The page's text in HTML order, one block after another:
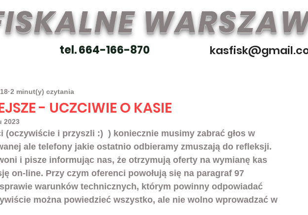
tel. 664-166-870
- UCZCIWIE O KASIE
2 minut(y) czytania
2023
(oczywiście i przyszli :)  ) koniecznie musimy zabrać głos w
ale telefony jakie ostatnio odbieramy zmuszają do refleksji.
i pisze informując nas, że otrzymują oferty na wymianę kas
on-line. Przy czym oferenci powołują się na paragraf 97
warunków technicznych, którym powinny odpowiadać
można powiedzieć wszystko, ale nie wolno wprowadzać w